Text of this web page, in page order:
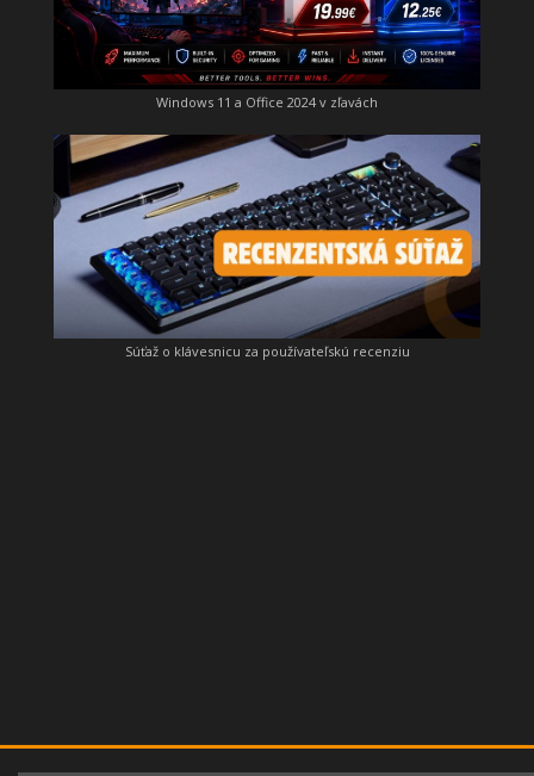
Windows 11 a Office 2024 v zľavách
Súťaž o klávesnicu za používateľskú recenziu